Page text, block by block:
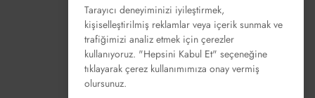
SolaX Tasarımı
Web semineri
Tarayıcı deneyiminizi iyileştirmek,
kişiselleştirilmiş reklamlar veya içerik sunmak ve
trafiğimizi analiz etmek için çerezler
kullanıyoruz. "Hepsini Kabul Et" seçeneğine
tıklayarak çerez kullanımımıza onay vermiş
olursunuz.